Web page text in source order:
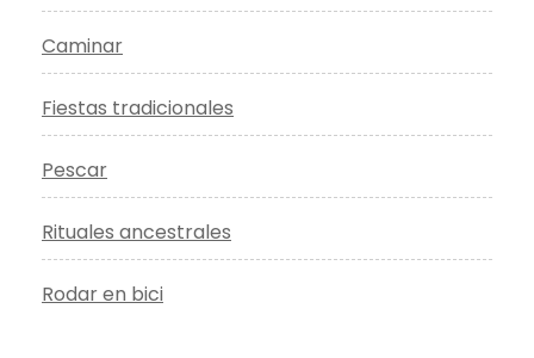
Caminar
Fiestas tradicionales
Pescar
Rituales ancestrales
Rodar en bici